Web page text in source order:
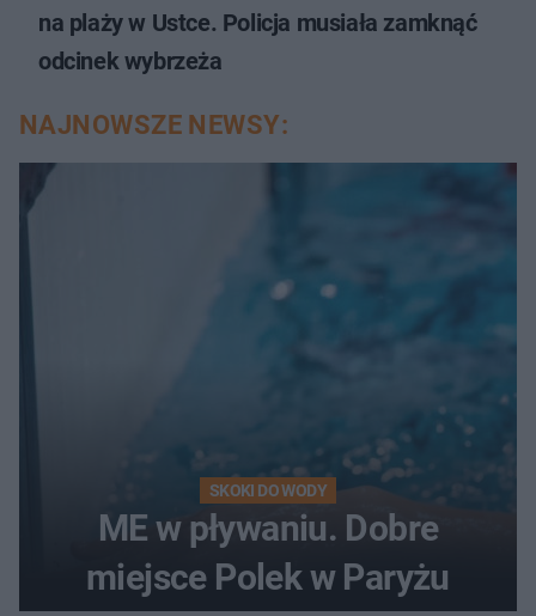
na plaży w Ustce. Policja musiała zamknąć
odcinek wybrzeża
NAJNOWSZE NEWSY:
SKOKI DO WODY
ME w pływaniu. Dobre
miejsce Polek w Paryżu